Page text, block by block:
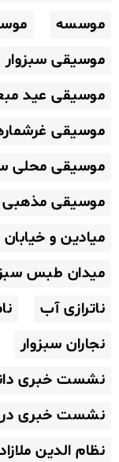
موسسه
موسیقی سبزوار
موسیقی عید
موسیقی
موسیقی محلی
موسیقی مذهبی
میادین و
میدان طبس
ناترازی آب
نجاران سبزوار
نشست خبری
نشست خبری در
نظام الدین